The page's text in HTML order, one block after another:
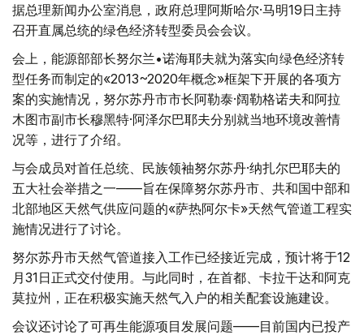
据总理新闻办公室消息，政府总理阿斯哈尔·马明19日主持
召开直属总统的绿色经济转型委员会会议。
会上，能源部部长努尔兰•诺海耶夫就为落实向绿色经济转
型任务而制定的«2013~2020年概念»框架下开展的各项方
案的实施情况，努尔苏丹市市长阿勒泰·阔勒格诺夫和阿拉
木图市副市长穆黑特·阿泽尔巴耶夫分别就当地环境改善情
况等，进行了介绍。
与会成员对首任总统、民族领袖努尔苏丹·纳扎尔巴耶夫的
五大社会举措之一——旨在保障努尔苏丹市、共和国中部和
北部地区天然气供应问题的«萨热阿尔卡»天然气管道工程实
施情况进行了讨论。
努尔苏丹市天然气管道接入工作已经接近完成，预计将于12
月31日正式交付使用。与此同时，在首都、卡拉干达和阿克
莫拉州，正在积极实施天然气入户的相关配套设施建设。
会议还讨论了可再生能源项目发展问题——目前国内已投产